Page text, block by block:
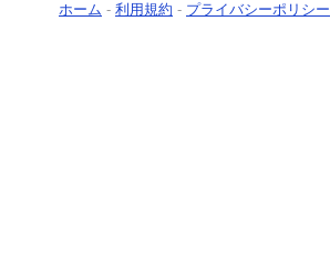
ホーム - 利用規約 - プライバシーポリシー